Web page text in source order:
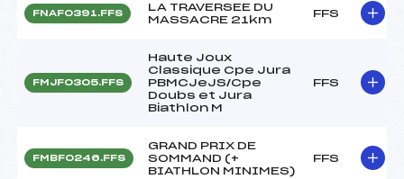
FNAF0391.FFS
LA TRAVERSEE DU
MASSACRE 21km
FFS
FMJF0305.FFS
Haute Joux
Classique Cpe Jura
PBMCJeJS/Cpe
Doubs et Jura
Biathlon M
FFS
FMBF0246.FFS
GRAND PRIX DE
SOMMAND (+
BIATHLON MINIMES)
FFS